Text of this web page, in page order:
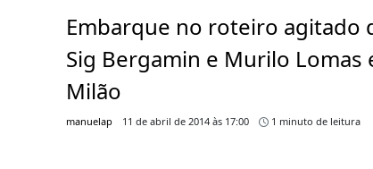
Embarque no roteiro agitado
Sig Bergamin e Murilo Lomas
Milão
manuelap 11 de abril de 2014 às 17:00 1 minuto de leitura